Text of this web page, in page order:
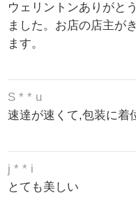
ウェリントンありがと
ました。お店の店主が
ます。
S * * u
速達が速くて,包装に着
j * * i
とても美しい